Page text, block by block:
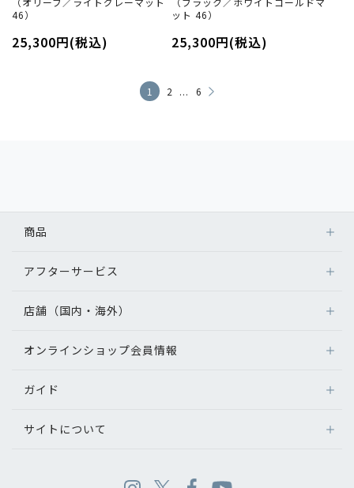
46）
25,300円(税込)
ット 46）
25,300円(税込)
1 2 ... 6
商品
アフターサービス
店舗（国内・海外）
オンラインショップ会員情報
ガイド
サイトについて